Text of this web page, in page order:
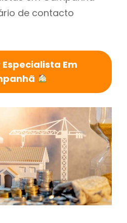
de contacto
Em